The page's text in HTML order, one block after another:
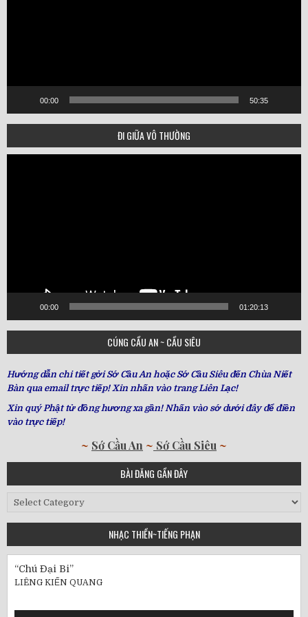
00:00 50:35
ĐI GIỮA VÔ THƯỜNG
00:00 01:20:13
CÚNG CẦU AN ~ CẦU SIÊU
Hướng dẫn chi tiết gởi Sớ Cầu An hoặc Sớ Cầu Siêu đến Chùa Niết
Bàn qua email trực tiếp! Xin nhấn vào trang Liên Lạc!
Xin quý Phật tử đồng hương xa gần! Nhấn vào sớ dưới đây để điền
vào trực tiếp!
~ Sớ Cầu An ~ Sớ Cầu Siêu ~
BÀI ĐĂNG GẦN ĐÂY
Bài
Gần
NHẠC THIỀN~TIẾNG PHẠN
“Chú Đại Bi”
LIÊNG KIẾN QUANG